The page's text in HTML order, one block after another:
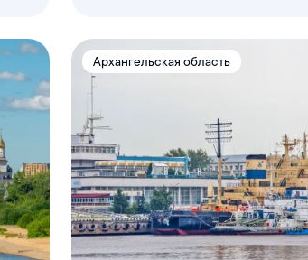
Архангельская область